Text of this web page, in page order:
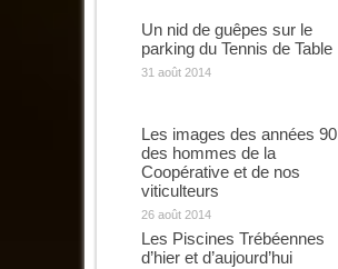
Un nid de guêpes sur le
parking du Tennis de Table
31 août 2014
Les images des années 90
des hommes de la
Coopérative et de nos
viticulteurs
26 août 2014
Les Piscines Trébéennes
d’hier et d’aujourd’hui